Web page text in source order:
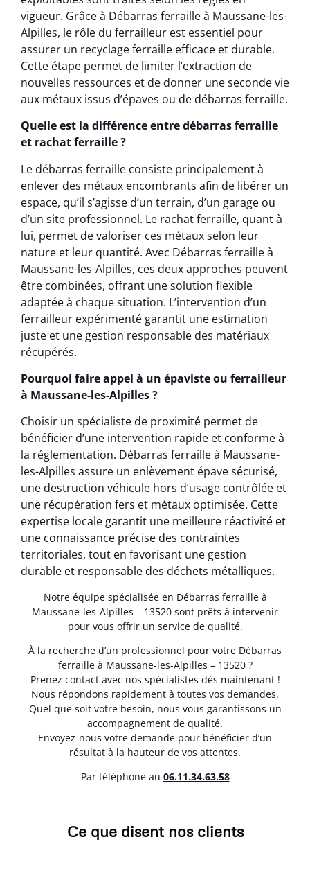
vigueur. Grâce à Débarras ferraille à Maussane-les-
Alpilles, le rôle du ferrailleur est essentiel pour
assurer un recyclage ferraille efficace et durable.
Cette étape permet de limiter l’extraction de
nouvelles ressources et de donner une seconde vie
aux métaux issus d’épaves ou de débarras ferraille.
Quelle est la différence entre débarras ferraille
et rachat ferraille ?
Le débarras ferraille consiste principalement à
enlever des métaux encombrants afin de libérer un
espace, qu’il s’agisse d’un terrain, d’un garage ou
d’un site professionnel. Le rachat ferraille, quant à
lui, permet de valoriser ces métaux selon leur
nature et leur quantité. Avec Débarras ferraille à
Maussane-les-Alpilles, ces deux approches peuvent
être combinées, offrant une solution flexible
adaptée à chaque situation. L’intervention d’un
ferrailleur expérimenté garantit une estimation
juste et une gestion responsable des matériaux
récupérés.
Pourquoi faire appel à un épaviste ou ferrailleur
à Maussane-les-Alpilles ?
Choisir un spécialiste de proximité permet de
bénéficier d’une intervention rapide et conforme à
la réglementation. Débarras ferraille à Maussane-
les-Alpilles assure un enlèvement épave sécurisé,
une destruction véhicule hors d’usage contrôlée et
une récupération fers et métaux optimisée. Cette
expertise locale garantit une meilleure réactivité et
une connaissance précise des contraintes
territoriales, tout en favorisant une gestion
durable et responsable des déchets métalliques.
Notre équipe spécialisée en Débarras ferraille à
Maussane-les-Alpilles – 13520 sont prêts à intervenir
pour vous offrir un service de qualité.
À la recherche d’un professionnel pour votre Débarras
ferraille à Maussane-les-Alpilles – 13520 ?
Prenez contact avec nos spécialistes dès maintenant !
Nous répondons rapidement à toutes vos demandes.
Quel que soit votre besoin, nous vous garantissons un
accompagnement de qualité.
Envoyez-nous votre demande pour bénéficier d’un
résultat à la hauteur de vos attentes.
Par téléphone au 06.11.34.63.58
Ce que disent nos clients